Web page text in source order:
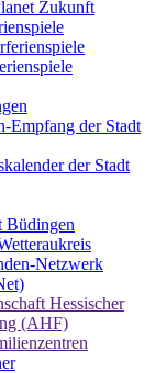
Zukunft
Empfang der Stadt
der Stadt
Büdingen
Netzwerk
Hessischer
(AHF)